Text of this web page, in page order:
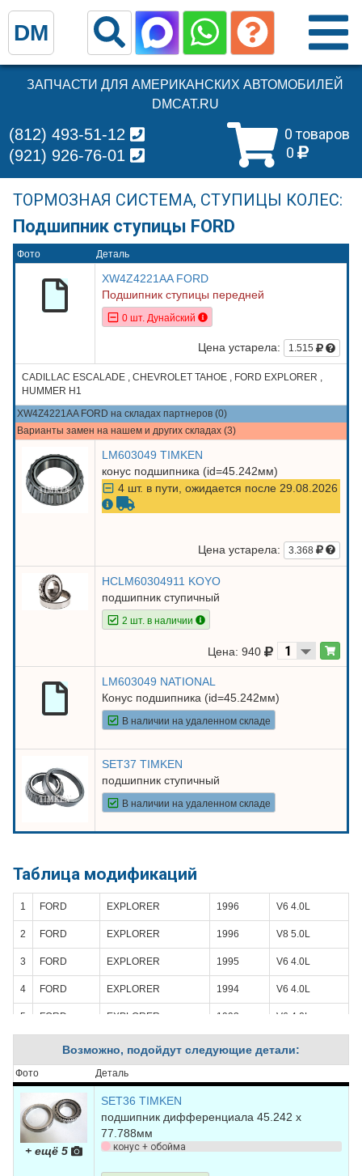
ЗАПЧАСТИ ДЛЯ АМЕРИКАНСКИХ АВТОМОБИЛЕЙ
DMCAT.RU
0 товаров
0
(812) 493-51-12
(921) 926-76-01
ТОРМОЗНАЯ СИСТЕМА, СТУПИЦЫ КОЛЕС:
Подшипник ступицы FORD
Фото Деталь
XW4Z4221AA FORD
Подшипник ступицы передней
0 шт. Дунайский
Цена устарела: 1.515
CADILLAC ESCALADE , CHEVROLET TAHOE , FORD EXPLORER ,
HUMMER H1
XW4Z4221AA FORD на складах партнеров (0)
Варианты замен на нашем и других складах (3)
LM603049 TIMKEN
конус подшипника (id=45.242мм)
4 шт. в пути, ожидается после 29.08.2026
Цена устарела: 3.368
HCLM60304911 KOYO
подшипник ступичный
2 шт. в наличии
Цена: 940
LM603049 NATIONAL
Конус подшипника (id=45.242мм)
В наличии на удаленном складе
SET37 TIMKEN
подшипник ступичный
В наличии на удаленном складе
Таблица модификаций
1 FORD EXPLORER 1996 V6 4.0L
2 FORD EXPLORER 1996 V8 5.0L
3 FORD EXPLORER 1995 V6 4.0L
4 FORD EXPLORER 1994 V6 4.0L
5 FORD EXPLORER 1993 V6 4.0L
FORD EXPLORER
7 EXPLORER
Возможно, подойдут следующие детали:
Фото Деталь
+ ещё 5
SET36 TIMKEN
подшипник дифференциала 45.242 х
77.788мм
конус + обойма
DM